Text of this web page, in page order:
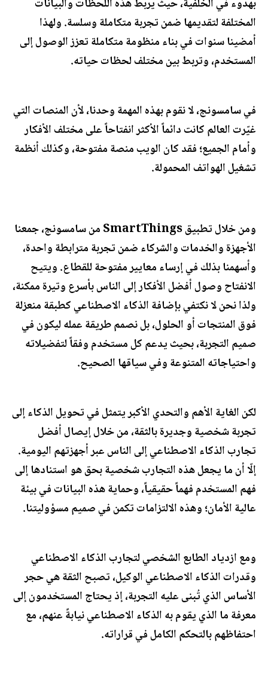
بهدوء في الخلفية، حيث يربط هذه اللحظات والبيانات
المختلفة لتقديمها ضمن تجربة متكاملة وسلسة. ولهذا
أمضينا سنوات في بناء منظومة متكاملة تعزز الوصول إلى
المستخدم، وتربط بين مختلف لحظات حياته.
في سامسونج، لا نقوم بهذه المهمة وحدنا، لأن المنصات التي
غيّرت العالم كانت دائماً الأكثر انفتاحاً على مختلف الأفكار
وأمام الجميع؛ فقد كان الويب منصة مفتوحة، وكذلك أنظمة
تشغيل الهواتف المحمولة.
ومن خلال تطبيق SmartThings من سامسونج، جمعنا
الأجهزة والخدمات والشركاء ضمن تجربة مترابطة واحدة،
وأسهمنا بذلك في إرساء معايير مفتوحة للقطاع. ويتيح
الانفتاح وصول أفضل الأفكار إلى الناس بأسرع وتيرة ممكنة،
ولذا نحن لا نكتفي بإضافة الذكاء الاصطناعي كطبقة منعزلة
فوق المنتجات أو الحلول، بل نصمم طريقة عمله ليكون في
صميم التجربة، بحيث يدعم كل مستخدم وفقاً لتفضيلاته
واحتياجاته المتنوعة وفي سياقها الصحيح.
لكن الغاية الأهم والتحدي الأكبر يتمثل في تحويل الذكاء إلى
تجربة شخصية وجديرة بالثقة، من خلال إيصال أفضل
تجارب الذكاء الاصطناعي إلى الناس عبر أجهزتهم اليومية.
إلّا أن ما يجعل هذه التجارب شخصية بحق هو استنادها إلى
فهم المستخدم فهماً حقيقياً، وحماية هذه البيانات في بيئة
عالية الأمان؛ وهذه الالتزامات تكمن في صميم مسؤوليتنا.
ومع ازدياد الطابع الشخصي لتجارب الذكاء الاصطناعي
وقدرات الذكاء الاصطناعي الوكيل، تصبح الثقة هي حجر
الأساس الذي تُبنى عليه التجربة، إذ يحتاج المستخدمون إلى
معرفة ما الذي يقوم به الذكاء الاصطناعي نيابةً عنهم، مع
احتفاظهم بالتحكم الكامل في قراراته.